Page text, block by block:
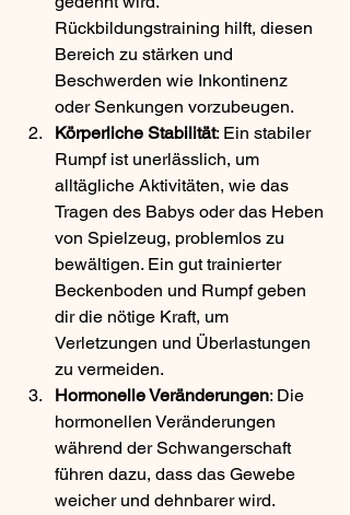
Rückbildungstraining hilft, diesen
Bereich zu stärken und
Beschwerden wie Inkontinenz
oder Senkungen vorzubeugen.
Körperliche Stabilität: Ein stabiler
Rumpf ist unerlässlich, um
alltägliche Aktivitäten, wie das
Tragen des Babys oder das Heben
von Spielzeug, problemlos zu
bewältigen. Ein gut trainierter
Beckenboden und Rumpf geben
dir die nötige Kraft, um
Verletzungen und Überlastungen
zu vermeiden.
Hormonelle Veränderungen: Die
hormonellen Veränderungen
während der Schwangerschaft
führen dazu, dass das Gewebe
weicher und dehnbarer wird.